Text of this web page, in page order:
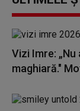
Vizi Imre:
maghiară."